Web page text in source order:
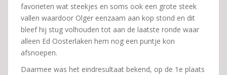
favorieten wat steekjes en soms ook een grote steek
vallen waardoor Olger eenzaam aan kop stond en dit
bleef hij stug volhouden tot aan de laatste ronde waar
alleen Ed Oosterlaken hem nog een puntje kon
afsnoepen.
Daarmee was het eindresultaat bekend, op de 1e plaats